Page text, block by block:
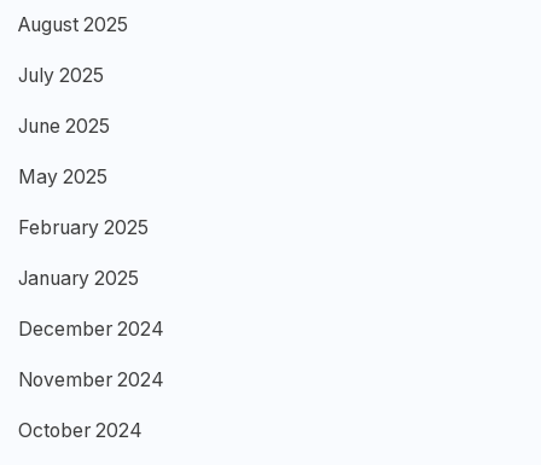
August 2025
July 2025
June 2025
May 2025
February 2025
January 2025
December 2024
November 2024
October 2024